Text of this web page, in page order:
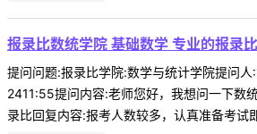
报录比数统学院 基础数学 专业的报录比
提问问题:报录比学院:数学与统计学院提问
2411:55提问内容:老师您好，我想问一下数
录比回复内容:报考人数较多，认真准备考试